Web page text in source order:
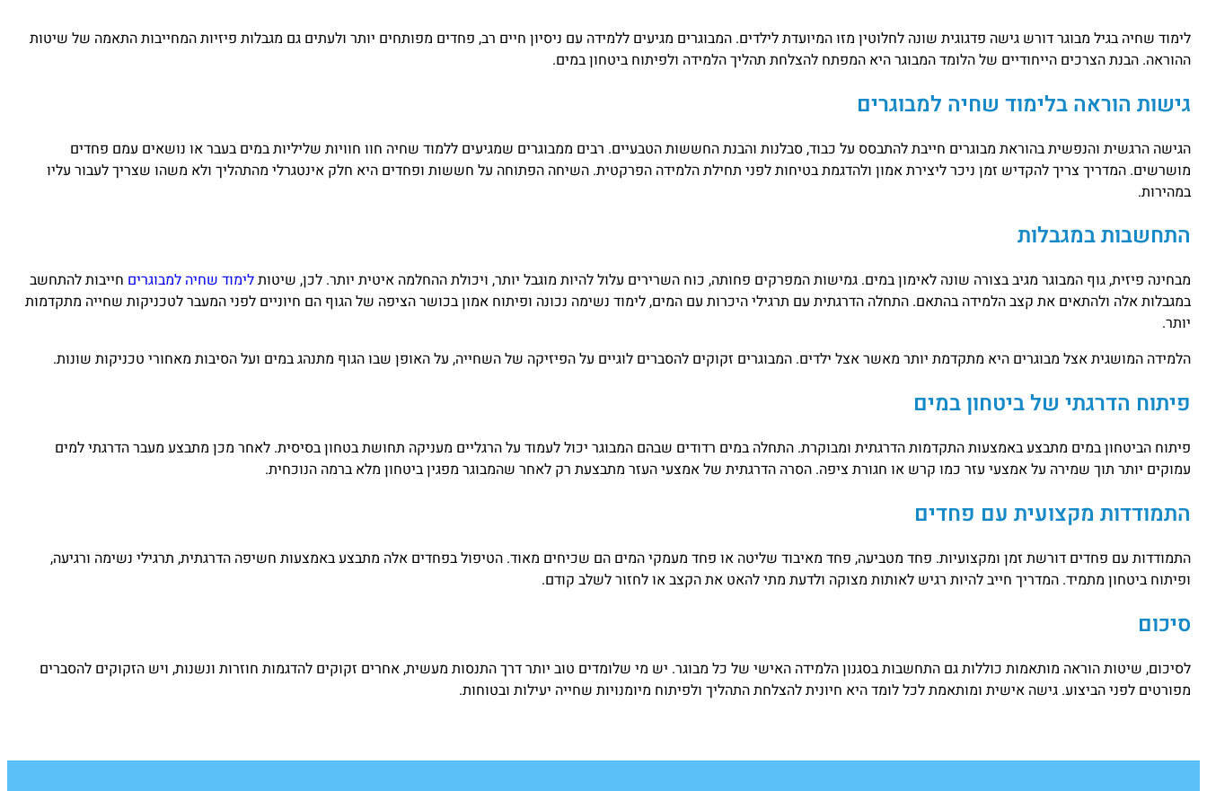
לימוד שחיה בגיל מבוגר דורש גישה פדגוגית שונה לחלוטין מזו המיועדת לילדים. המבוגרים מגיעים ללמידה עם ניסיון חיים רב, פחדים מפותחים יותר ולעתים גם מגבלות פיזיות המחייבות התאמה של שיטות
ההוראה. הבנת הצרכים הייחודיים של הלומד המבוגר היא המפתח להצלחת תהליך הלמידה ולפיתוח ביטחון במים.
גישות הוראה בלימוד שחיה למבוגרים
הגישה הרגשית והנפשית בהוראת מבוגרים חייבת להתבסס על כבוד, סבלנות והבנת החששות הטבעיים. רבים ממבוגרים שמגיעים ללמוד שחיה חוו חוויות שליליות במים בעבר או נושאים עמם פחדים
מושרשים. המדריך צריך להקדיש זמן ניכר ליצירת אמון ולהדגמת בטיחות לפני תחילת הלמידה הפרקטית. השיחה הפתוחה על חששות ופחדים היא חלק אינטגרלי מהתהליך ולא משהו שצריך לעבור עליו
במהירות.
התחשבות במגבלות
מבחינה פיזית, גוף המבוגר מגיב בצורה שונה לאימון במים. גמישות המפרקים פחותה, כוח השרירים עלול להיות מוגבל יותר, ויכולת ההחלמה איטית יותר. לכן, שיטותלימוד שחיה למבוגרים חייבות להתחשב
במגבלות אלה ולהתאים את קצב הלמידה בהתאם. התחלה הדרגתית עם תרגילי היכרות עם המים, לימוד נשימה נכונה ופיתוח אמון בכושר הציפה של הגוף הם חיוניים לפני המעבר לטכניקות שחייה מתקדמות
יותר.
הלמידה המושגית אצל מבוגרים היא מתקדמת יותר מאשר אצל ילדים. המבוגרים זקוקים להסברים לוגיים על הפיזיקה של השחייה, על האופן שבו הגוף מתנהג במים ועל הסיבות מאחורי טכניקות שונות.
פיתוח הדרגתי של ביטחון במים
פיתוח הביטחון במים מתבצע באמצעות התקדמות הדרגתית ומבוקרת. התחלה במים רדודים שבהם המבוגר יכול לעמוד על הרגליים מעניקה תחושת בטחון בסיסית. לאחר מכן מתבצע מעבר הדרגתי למים
עמוקים יותר תוך שמירה על אמצעי עזר כמו קרש או חגורת ציפה. הסרה הדרגתית של אמצעי העזר מתבצעת רק לאחר שהמבוגר מפגין ביטחון מלא ברמה הנוכחית.
התמודדות מקצועית עם פחדים
התמודדות עם פחדים דורשת זמן ומקצועיות. פחד מטביעה, פחד מאיבוד שליטה או פחד מעמקי המים הם שכיחים מאוד. הטיפול בפחדים אלה מתבצע באמצעות חשיפה הדרגתית, תרגילי נשימה ורגיעה,
ופיתוח ביטחון מתמיד. המדריך חייב להיות רגיש לאותות מצוקה ולדעת מתי להאט את הקצב או לחזור לשלב קודם.
סיכום
לסיכום, שיטות הוראה מותאמות כוללות גם התחשבות בסגנון הלמידה האישי של כל מבוגר. יש מי שלומדים טוב יותר דרך התנסות מעשית, אחרים זקוקים להדגמות חוזרות ונשנות, ויש הזקוקים להסברים
מפורטים לפני הביצוע. גישה אישית ומותאמת לכל לומד היא חיונית להצלחת התהליך ולפיתוח מיומנויות שחייה יעילות ובטוחות.